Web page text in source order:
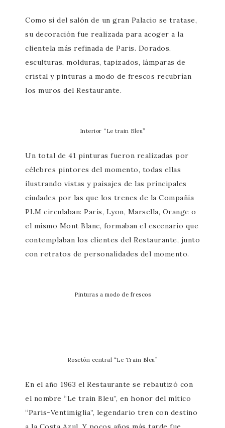
Como si del salón de un gran Palacio se tratase,
su decoración fue realizada para acoger a la
clientela más refinada de Paris. Dorados,
esculturas, molduras, tapizados, lámparas de
cristal y pinturas a modo de frescos recubrían
los muros del Restaurante.
Interior “Le train Bleu”
Un total de 41 pinturas fueron realizadas por
célebres pintores del momento, todas ellas
ilustrando vistas y paisajes de las principales
ciudades por las que los trenes de la Compañía
PLM circulaban: Paris, Lyon, Marsella, Orange o
el mismo Mont Blanc, formaban el escenario que
contemplaban los clientes del Restaurante, junto
con retratos de personalidades del momento.
Pinturas a modo de frescos
Rosetón central “Le Train Bleu”
En el año 1963 el Restaurante se rebautizó con
el nombre “Le train Bleu”, en honor del mítico
“Paris-Ventimiglia”, legendario tren con destino